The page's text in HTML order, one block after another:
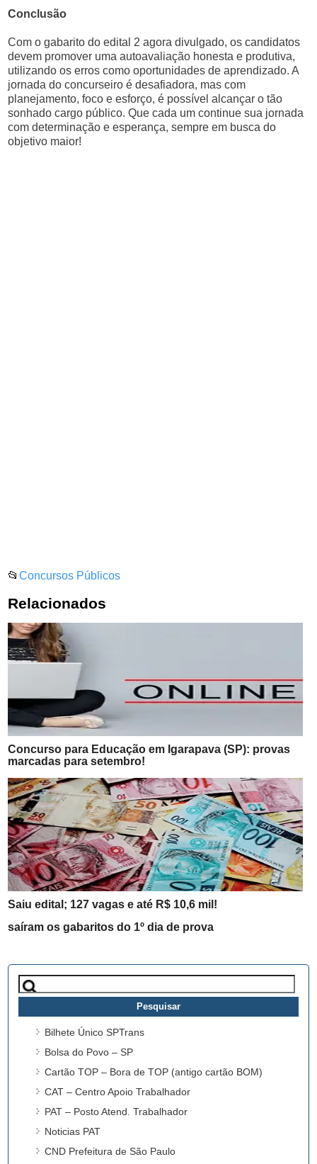
Conclusão
Com o gabarito do edital 2 agora divulgado, os candidatos
devem promover uma autoavaliação honesta e produtiva,
utilizando os erros como oportunidades de aprendizado. A
jornada do concurseiro é desafiadora, mas com
planejamento, foco e esforço, é possível alcançar o tão
sonhado cargo público. Que cada um continue sua jornada
com determinação e esperança, sempre em busca do
objetivo maior!
📂Concursos Públicos
Relacionados
Concurso para Educação em Igarapava (SP): provas
marcadas para setembro!
Saiu edital; 127 vagas e até R$ 10,6 mil!
saíram os gabaritos do 1º dia de prova
Pesquisar
por:
Bilhete Único SPTrans
Bolsa do Povo – SP
Cartão TOP – Bora de TOP (antigo cartão BOM)
CAT – Centro Apoio Trabalhador
PAT – Posto Atend. Trabalhador
Noticias PAT
CND Prefeitura de São Paulo